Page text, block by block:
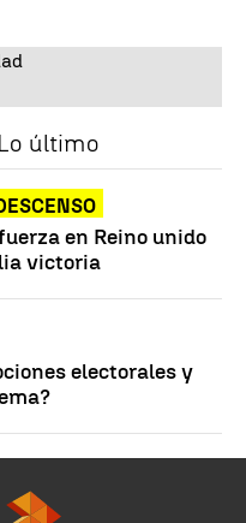
Lo último
en Reino unido
victoria
electorales y